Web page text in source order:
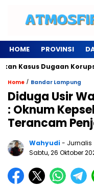
HOME PROVINSI
Dugaan Korupsi LPTQ
Home / Bandar Lampung
Diduga Usir
: Oknum
Terancam
Wahyudi- Jurnalis
Sabtu, 26 Oktober